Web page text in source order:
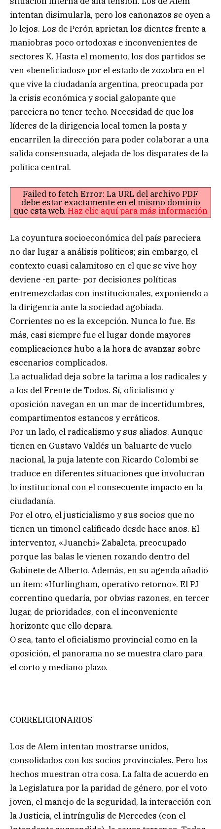
intentan disimularla, pero los cañonazos se oyen a
lo lejos. Los de Perón aprietan los dientes frente a
maniobras poco ortodoxas e inconvenientes de
sectores K. Hasta el momento, los dos partidos se
ven «beneficiados» por el estado de zozobra en el
que vive la ciudadanía argentina, preocupada por
la crisis económica y social galopante que
pareciera no tener techo. Necesidad de que los
líderes de la dirigencia local tomen la posta y
encarrilen la dirección para poder colaborar a una
salida consensuada, alejada de los disparates de la
política central.
Failed to fetch Error: La URL del archivo PDF
debe estar exactamente en el mismo dominio
que esta web. Haz clic aquí para más información
La coyuntura socioeconómica del país pareciera
no dar lugar a análisis políticos; sin embargo, el
contexto cuasi calamitoso en el que se vive hoy
deviene -en parte- por decisiones políticas
entremezcladas con institucionales, exponiendo a
la dirigencia ante la sociedad agobiada.
Corrientes no es la excepción. Nunca lo fue. Es
más, casi siempre fue el lugar donde mayores
complicaciones hubo a la hora de avanzar sobre
escenarios complicados.
La actualidad deja sobre la tarima a los radicales y
a los del Frente de Todos. Sí, oficialismo y
oposición navegan en un mar de incertidumbres,
compartimentos estancos y erráticos.
Por un lado, el radicalismo y sus aliados. Aunque
tienen en Gustavo Valdés un baluarte de vuelo
nacional, la puja latente con Ricardo Colombi se
traduce en diferentes situaciones que involucran
lo institucional con el consecuente impacto en la
ciudadanía.
Por el otro, el justicialismo y sus socios que no
tienen un timonel calificado desde hace años. El
interventor, «Juanchi» Zabaleta, preocupado
porque las balas le vienen rozando dentro del
Gabinete de Alberto. Además, en su agenda añadió
un ítem: «Hurlingham, operativo retorno». El PJ
correntino quedaría, por obvias razones, en tercer
lugar, de prioridades, con el inconveniente
horizonte que ello depara.
O sea, tanto el oficialismo provincial como en la
oposición, el panorama no se muestra claro para
el corto y mediano plazo.
CORRELIGIONARIOS
Los de Alem intentan mostrarse unidos,
consolidados con los socios provinciales. Pero los
hechos muestran otra cosa. La falta de acuerdo en
la Legislatura por la paridad de género, por el voto
joven, el manejo de la seguridad, la interacción con
la Justicia, el intríngulis de Mercedes (con el